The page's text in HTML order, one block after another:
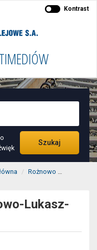
Kontrast
Szukaj
Rożnowo
Lukasz-